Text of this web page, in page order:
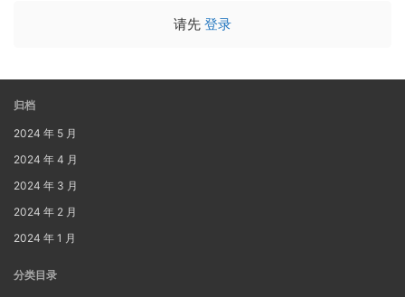
请先 登录
归档
2024 年 5 月
2024 年 4 月
2024 年 3 月
2024 年 2 月
2024 年 1 月
分类目录